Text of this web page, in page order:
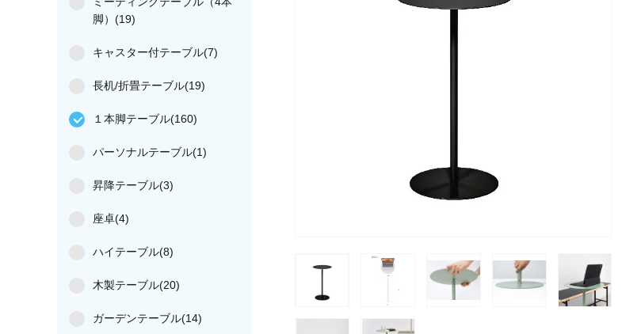
脚）(19)
キャスター付テーブル(7)
長机/折畳テーブル(19)
１本脚テーブル(160)
パーソナルテーブル(1)
昇降テーブル(3)
座卓(4)
ハイテーブル(8)
木製テーブル(20)
ガーデンテーブル(14)